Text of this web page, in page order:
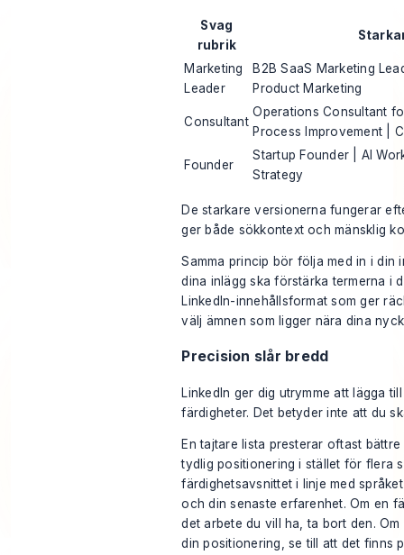
Svag
rubrik
Marketing
Leader
B2B SaaS Marketing
Product Marketing
Consultant
Operations Consultant
Process Improvement |
Founder
Startup Founder | AI
Strategy
De starkare versionerna fungerar
ger både sökkontext och mänsklig
Samma princip bör följa med in i din
dina inlägg ska förstärka termerna i
LinkedIn-innehållsformat som ger
välj ämnen som ligger nära dina
Precision slår bredd
LinkedIn ger dig utrymme att lägga
färdigheter. Det betyder inte att du
En tajtare lista presterar oftast
tydlig positionering i stället för flera
färdighetsavsnittet i linje med
och din senaste erfarenhet. Om en
det arbete du vill ha, ta bort den.
din positionering, se till att det finns